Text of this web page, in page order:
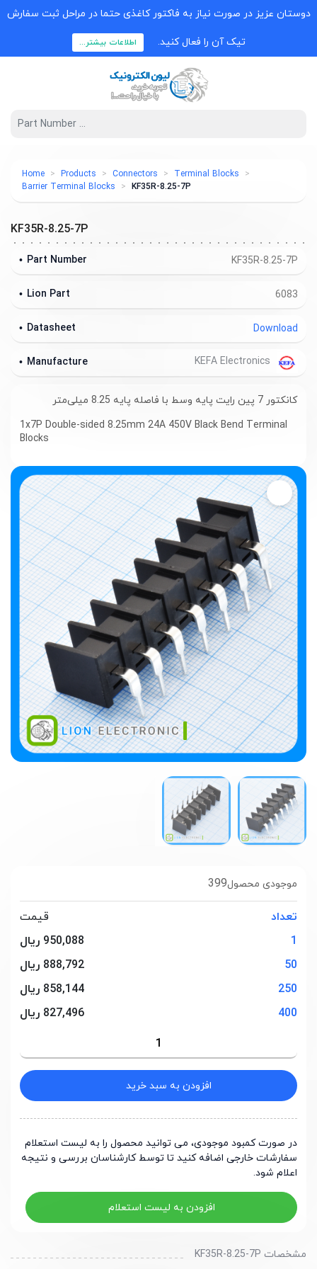
دوستان عزیز در صورت نیاز به فاکتور کاغذی حتما در مراحل ثبت سفارش
تیک آن را فعال کنید. اطلاعات بیشتر...
Home Products Connectors
Terminal Blocks
Barrier Terminal Blocks
KF35R-8.25-7P
399موجودی محصول
تعداد
قیمت
1
950,088 ریال
50
888,792 ریال
250
858,144 ریال
400
827,496 ریال
افزودن به سبد خرید
در صورت کمبود موجودی، می توانید محصول را به لیست استعلام
سفارشات خارجی اضافه کنید تا توسط کارشناسان بررسی و نتیجه
اعلام شود.
افزودن به لیست استعلام
KF35R-8.25-7P
KF35R-8.25-7P
Part Number
6083
Lion Part
Download
Datasheet
Manufacture
کانکتور 7 پین رایت پایه وسط با فاصله پایه 8.25 میلی‌متر
1x7P Double-sided 8.25mm 24A 450V Black Bend Terminal
Blocks
مشخصات KF35R-8.25-7P